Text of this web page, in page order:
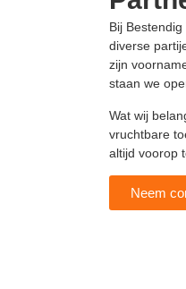
Bij
diverse
zijn
staan we
Wat wij
vruchtbare
altijd voorop
Neem